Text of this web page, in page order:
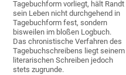
Tagebuchform vorliegt, hält Randt
sein Leben nicht durchgehend in
Tagebuchform fest, sondern
bisweilen im bloßen Logbuch.
Das chronistische Verfahren des
Tagebuchschreibens liegt seinem
literarischen Schreiben jedoch
stets zugrunde.